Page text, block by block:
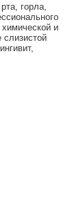
горла,
химической и